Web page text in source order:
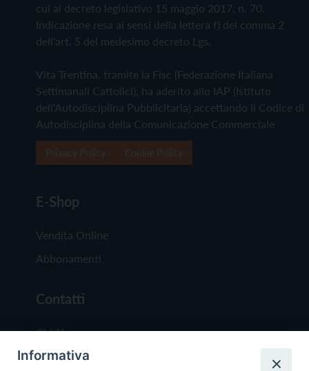
cui al decreto legislativo 15 maggio 2017, n. 70.
Indicazione resa ai sensi della lettera f) del comma 2
dell'art. 5 del medesimo decreto Lgs.
Vita Trentina, tramite la Fisc (Federazione Italiana
Settimanali Cattolici), ha aderito allo IAP (Istituto
dell'Autodisciplina Pubblicitaria) accettando il Codice di
Autodisciplina della Comunicazione Commerciale
E-Shop
Vendita Online
Abbonamenti
Contatti
Chi Siamo
Redazione
Informativa